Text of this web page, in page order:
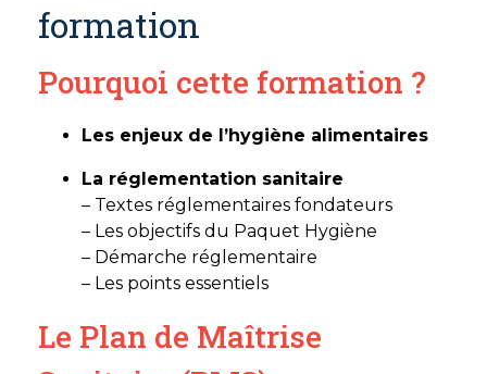
formation
Pourquoi cette formation ?
Les enjeux de l’hygiène alimentaires
La réglementation sanitaire
– Textes réglementaires fondateurs
– Les objectifs du Paquet Hygiène
– Démarche réglementaire
– Les points essentiels
Le Plan de Maîtrise